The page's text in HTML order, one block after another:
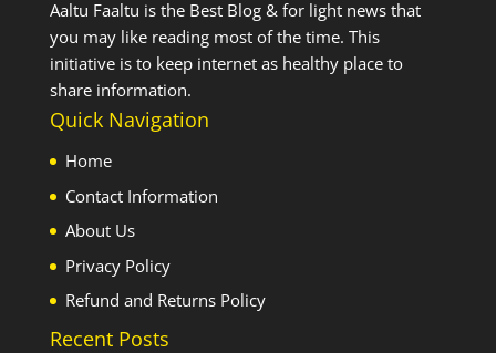
Aaltu Faaltu is the Best Blog & for light news that
you may like reading most of the time. This
initiative is to keep internet as healthy place to
share information.
Quick Navigation
Home
Contact Information
About Us
Privacy Policy
Refund and Returns Policy
Recent Posts